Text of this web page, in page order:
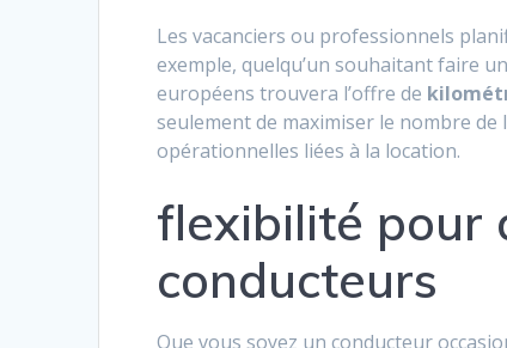
Les vacanciers ou professionnels
exemple, quelqu’un souhaitant faire
européens trouvera l’offre de
seulement de maximiser le nombre
opérationnelles liées à la location.
flexibilité pour
conducteurs
Que vous soyez un conducteur